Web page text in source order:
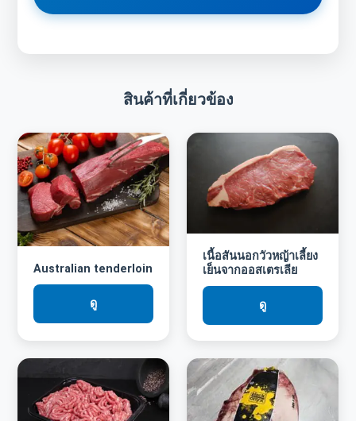
สินค้าที่เกี่ยวข้อง
Australian tenderloin
ดู
เนื้อสันนอกวัวหญ้าเลี้ยง
เย็นจากออสเตรเลีย
ดู